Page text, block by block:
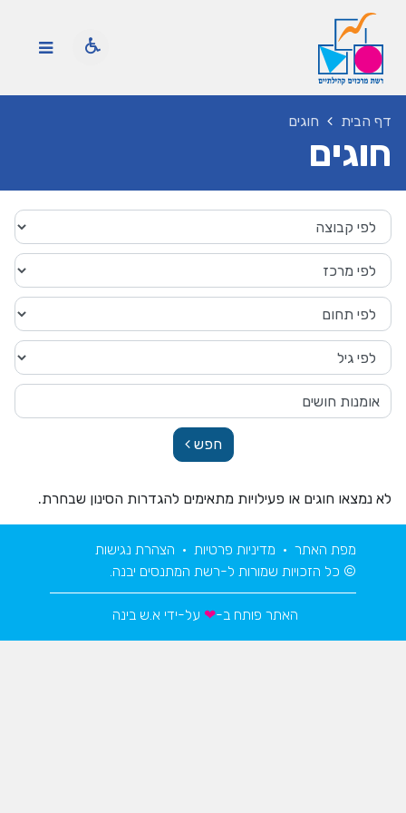
דף הבית חוגים
חוגים
חפש
לא נמצאו חוגים או פעילויות מתאימים להגדרות הסינון שבחרת.
מפת האתר • מדיניות פרטיות • הצהרת נגישות
© כל הזכויות שמורות ל-רשת המתנסים יבנה.
האתר פותח ב-❤ על-ידי א.ש בינה